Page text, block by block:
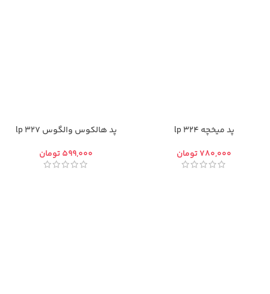
پد میخچه 324 lp
تومان
پد هالکوس والگوس 327 lp
تومان